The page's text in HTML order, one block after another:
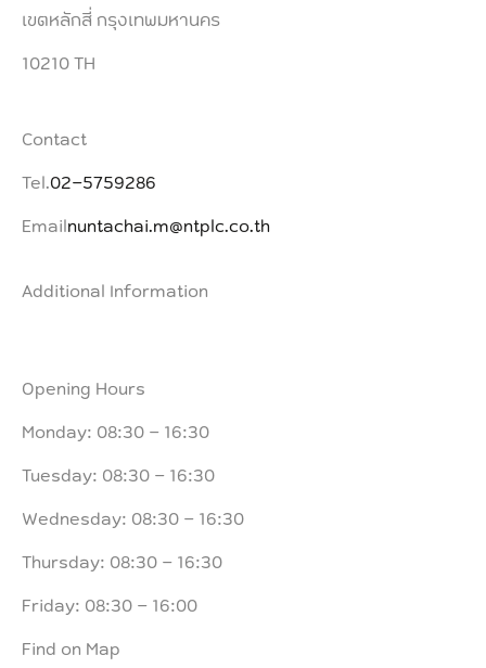
เขตหลักสี่ กรุงเทพมหานคร
10210 TH
Contact
Tel.02-5759286
Emailnuntachai.m@ntplc.co.th
Additional Information
Opening Hours
Monday: 08:30 – 16:30
Tuesday: 08:30 – 16:30
Wednesday: 08:30 – 16:30
Thursday: 08:30 – 16:30
Friday: 08:30 – 16:00
Find on Map